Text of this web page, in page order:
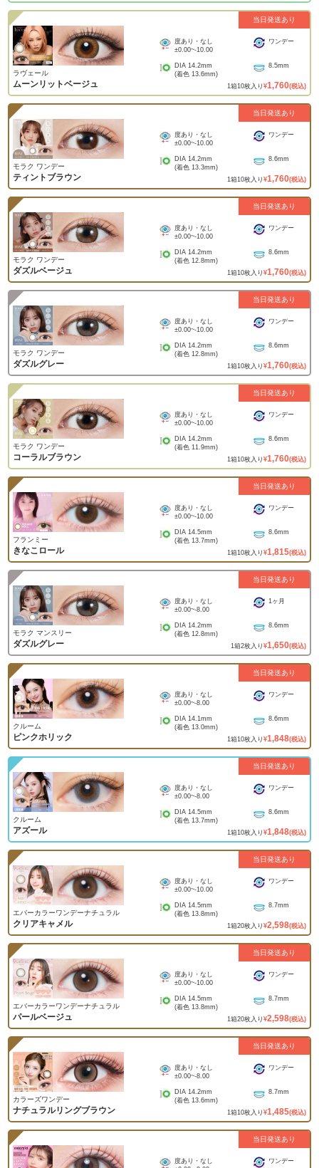
当日発送あり
ラヴェール
ムーンリットベージュ
度あり・なし
±0.00~-10.00
ワンデー
DIA 14.2mm
(着色 13.6mm)
8.5mm
1箱10枚入り ¥1,760(税込)
当日発送あり
モラク ワンデー
ティントブラウン
度あり・なし
±0.00~-10.00
ワンデー
DIA 14.2mm
(着色 13.3mm)
8.6mm
1箱10枚入り ¥1,760(税込)
当日発送あり
モラク ワンデー
ダズルベージュ
度あり・なし
±0.00~-10.00
ワンデー
DIA 14.2mm
(着色 12.8mm)
8.6mm
1箱10枚入り ¥1,760(税込)
当日発送あり
モラク ワンデー
ダズルグレー
度あり・なし
±0.00~-10.00
ワンデー
DIA 14.2mm
(着色 12.8mm)
8.6mm
1箱10枚入り ¥1,760(税込)
当日発送あり
モラク ワンデー
コーラルブラウン
度あり・なし
±0.00~-10.00
ワンデー
DIA 14.2mm
(着色 11.9mm)
8.6mm
1箱10枚入り ¥1,760(税込)
当日発送あり
フランミー
きなこロール
度あり・なし
±0.00~-10.00
ワンデー
DIA 14.5mm
(着色 13.7mm)
8.6mm
1箱10枚入り ¥1,815(税込)
当日発送あり
モラク マンスリー
ダズルグレー
度あり・なし
±0.00~-8.00
1ヶ月
DIA 14.2mm
(着色 12.8mm)
8.6mm
1箱2枚入り ¥1,650(税込)
当日発送あり
クルーム
ピンクホリック
度あり・なし
±0.00~-8.00
ワンデー
DIA 14.1mm
(着色 13.0mm)
8.6mm
1箱10枚入り ¥1,848(税込)
当日発送あり
クルーム
アズール
度あり・なし
±0.00~-8.00
ワンデー
DIA 14.5mm
(着色 13.7mm)
8.6mm
1箱10枚入り ¥1,848(税込)
当日発送あり
エバーカラーワンデーナチュラル
クリアキャメル
度あり・なし
±0.00~-10.00
ワンデー
DIA 14.5mm
(着色 13.8mm)
8.7mm
1箱20枚入り ¥2,598(税込)
当日発送あり
エバーカラーワンデーナチュラル
パールベージュ
度あり・なし
±0.00~-10.00
ワンデー
DIA 14.5mm
(着色 13.8mm)
8.7mm
1箱20枚入り ¥2,598(税込)
当日発送あり
カラーズワンデー
ナチュラルリングブラウン
度あり・なし
±0.00~-8.00
ワンデー
DIA 14.2mm
(着色 13.6mm)
8.7mm
1箱10枚入り ¥1,485(税込)
当日発送あり
度あり・なし
ワンデー